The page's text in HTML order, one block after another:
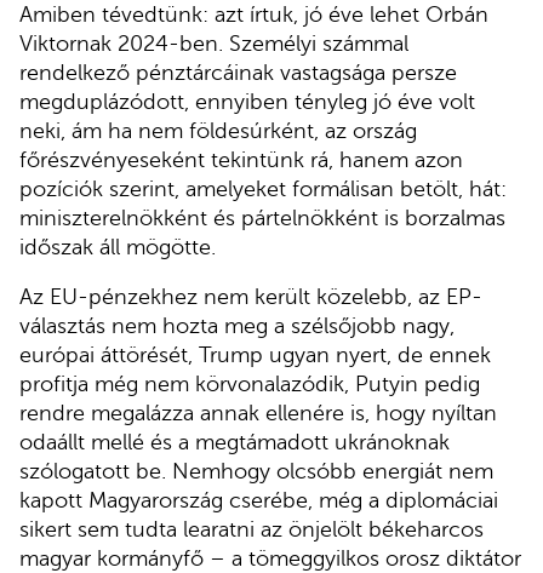
Amiben tévedtünk: azt írtuk, jó éve lehet Orbán
Viktornak 2024-ben. Személyi számmal
rendelkező pénztárcáinak vastagsága persze
megduplázódott, ennyiben tényleg jó éve volt
neki, ám ha nem földesúrként, az ország
főrészvényeseként tekintünk rá, hanem azon
pozíciók szerint, amelyeket formálisan betölt, hát:
miniszterelnökként és pártelnökként is borzalmas
időszak áll mögötte.
Az EU-pénzekhez nem került közelebb, az EP-
választás nem hozta meg a szélsőjobb nagy,
európai áttörését, Trump ugyan nyert, de ennek
profitja még nem körvonalazódik, Putyin pedig
rendre megalázza annak ellenére is, hogy nyíltan
odaállt mellé és a megtámadott ukránoknak
szólogatott be. Nemhogy olcsóbb energiát nem
kapott Magyarország cserébe, még a diplomáciai
sikert sem tudta learatni az önjelölt békeharcos
magyar kormányfő – a tömeggyilkos orosz diktátor